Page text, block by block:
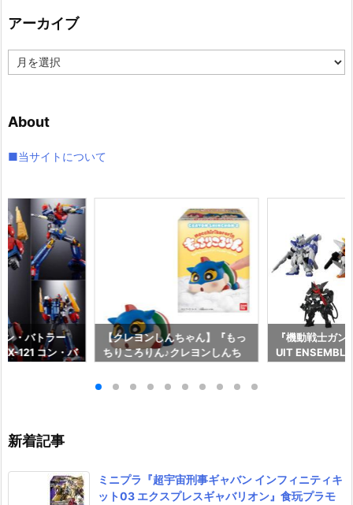
ー
アーカイブ
ー
ブ
About
■当サイトについて
ン・バトラー
121 コン・バ
【クレヨンしんちゃん】『もっ
ちりころりん♪クレヨンしんち
【バンダイ】より2026年8月1
『機動戦士ガ
UIT
新着記事
ミニプラ『超宇宙刑事ギャバン インフィニティキ
ット03 エクスプレスギャバリオン』食玩プラモ